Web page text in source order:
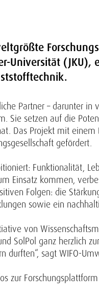
Universität
Partner – darunter in
Sie setzen auf die
Das Projekt mit
gefördert.
Funktionalität,
Einsatz kommen,
Folgen: die
sowie ein
von
SolPol ganz herzlich
durften“, sagt WIFO-
zur